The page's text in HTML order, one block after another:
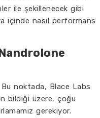
ile şekillenecek gibi
içinde nasıl performans
noktada, Blace Labs
bildiği üzere, çoğu
gerekiyor.